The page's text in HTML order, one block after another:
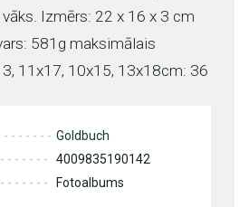
Izmērs: 22 x 16 x 3 cm
581g maksimālais
11x17, 10x15, 13x18cm: 36
Goldbuch
4009835190142
Fotoalbums